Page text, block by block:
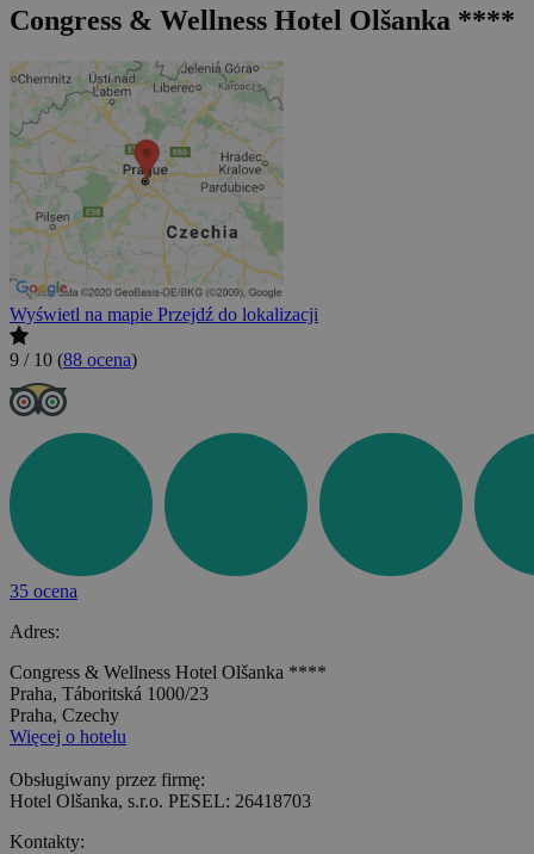
Congress & Wellness Hotel Olšanka ****
Wyświetl na mapie Przejdź do lokalizacji
9 / 10 (88 ocena)
35 ocena
Adres:
Congress & Wellness Hotel Olšanka ****
Praha, Táboritská 1000/23
Praha, Czechy
Więcej o hotelu
Obsługiwany przez firmę:
Hotel Olšanka, s.r.o. PESEL: 26418703
Kontakty: